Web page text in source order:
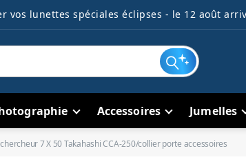
vos lunettes spéciales éclipses - le 12 août
Accessoires Jumelles
7 X 50 Takahashi CCA-250/collier porte accessoires